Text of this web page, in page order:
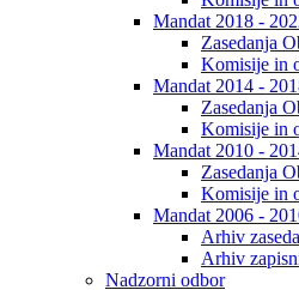
Mandat 2018 -
Zasedanja
Komisije in
Mandat 2014 -
Zasedanja
Komisije in
Mandat 2010 -
Zasedanja
Komisije in
Mandat 2006 -
Arhiv
Arhiv
Nadzorni odbor